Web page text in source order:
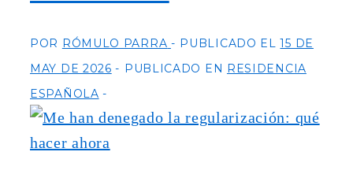
POR RÓMULO PARRA PUBLICADO EL15 DE
MAY DE 2026
PUBLICADO EN RESIDENCIA
ESPAÑOLA